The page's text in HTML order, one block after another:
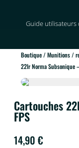
Guide utilisateurs
Boutique/Munitions /
22lr Norma Subsonique
Cartouches
FPS
14,90 €